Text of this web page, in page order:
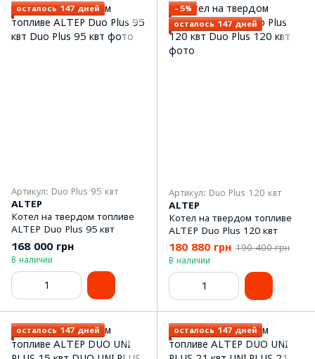
осталось 147 дней
Артикул: Duo Plus 95 квт
ALTEP
Котел на твердом топливе
ALTEP Duo Plus 95 квт
168 000 грн
В наличии
−5%
осталось 147 дней
Артикул: Duo Plus 120 квт
ALTEP
Котел на твердом топливе
ALTEP Duo Plus 120 квт
180 880 грн 190 400 грн
В наличии
осталось 147 дней осталось 147 дней